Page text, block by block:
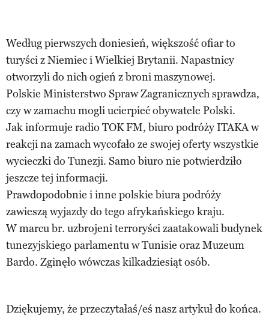
Według pierwszych doniesień, większość ofiar to
turyści z Niemiec i Wielkiej Brytanii. Napastnicy
otworzyli do nich ogień z broni maszynowej.
Polskie Ministerstwo Spraw Zagranicznych sprawdza,
czy w zamachu mogli ucierpieć obywatele Polski.
Jak informuje radio TOK FM, biuro podróży ITAKA w
reakcji na zamach wycofało ze swojej oferty wszystkie
wycieczki do Tunezji. Samo biuro nie potwierdziło
jeszcze tej informacji.
Prawdopodobnie i inne polskie biura podróży
zawieszą wyjazdy do tego afrykańskiego kraju.
W marcu br. uzbrojeni terroryści zaatakowali budynek
tunezyjskiego parlamentu w Tunisie oraz Muzeum
Bardo. Zginęło wówczas kilkadziesiąt osób.
Dziękujemy, że przeczytałaś/eś nasz artykuł do końca.